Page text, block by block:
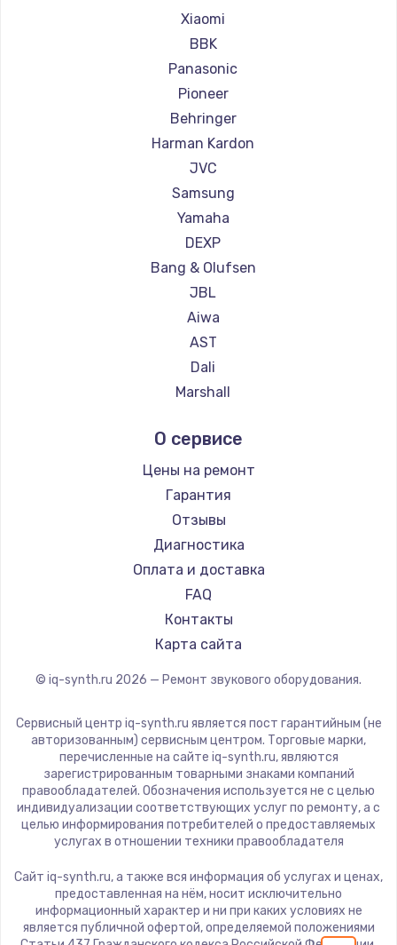
Настройка Wi-Fi
1030 руб.
Заказать
Замена вебкамеры
1260 руб.
Заказать
725 руб.
Заказать
Замена жесткого диска
750 руб.
Заказать
Ремонт цепей питания
2500 руб.
Заказать
Замена видеокарты
1600 руб.
Заказать
Ремонт разъема питания
880 руб.
Замена видеочипа
2745 руб.
Заказать
Замена северного моста
2600 руб.
Заказать
Xiaomi
BBK
Panasonic
Pioneer
Behringer
Harman Kardon
JVC
Samsung
Yamaha
DEXP
Bang & Olufsen
JBL
Aiwa
AST
Dali
Marshall
О сервисе
Цены на ремонт
Гарантия
Отзывы
Диагностика
Оплата и доставка
FAQ
Контакты
Карта сайта
© iq-synth.ru 2026 — Ремонт звукового оборудования.
Сервисный центр iq-synth.ru является пост гарантийным (не
авторизованным) сервисным центром. Торговые марки,
перечисленные на сайте iq-synth.ru, являются
зарегистрированным товарными знаками компаний
правообладателей. Обозначения используется не с целью
индивидуализации соответствующих услуг по ремонту, а с
целью информирования потребителей о предоставляемых
услугах в отношении техники правообладателя
Сайт iq-synth.ru, а также вся информация об услугах и ценах,
предоставленная на нём, носит исключительно
информационный характер и ни при каких условиях не
является публичной офертой, определяемой положениями